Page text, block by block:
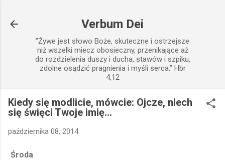
Verbum Dei
”Żywe jest słowo Boże, skuteczne i ostrzejsze
niż wszelki miecz obosieczny, przenikające aż
do rozdzielenia duszy i ducha, stawów i szpiku,
zdolne osądzić pragnienia i myśli serca.” Hbr
4,12
Kiedy się modlicie, mówcie: Ojcze, niech
się święci Twoje imię...
października 08, 2014
Środa